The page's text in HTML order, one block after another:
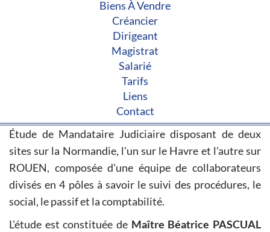
Biens À Vendre
Créancier
Dirigeant
Magistrat
Salarié
Tarifs
Liens
Contact
Étude de Mandataire Judiciaire disposant de deux
sites sur la Normandie, l'un sur le Havre et l'autre sur
ROUEN, composée d'une équipe de collaborateurs
divisés en 4 pôles à savoir le suivi des procédures, le
social, le passif et la comptabilité.
L'étude est constituée de Maître Béatrice PASCUAL